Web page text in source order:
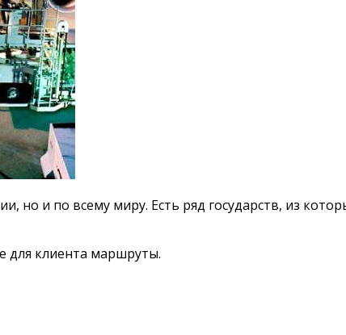
но и по всему миру. Есть ряд государств, из
для клиента маршруты.